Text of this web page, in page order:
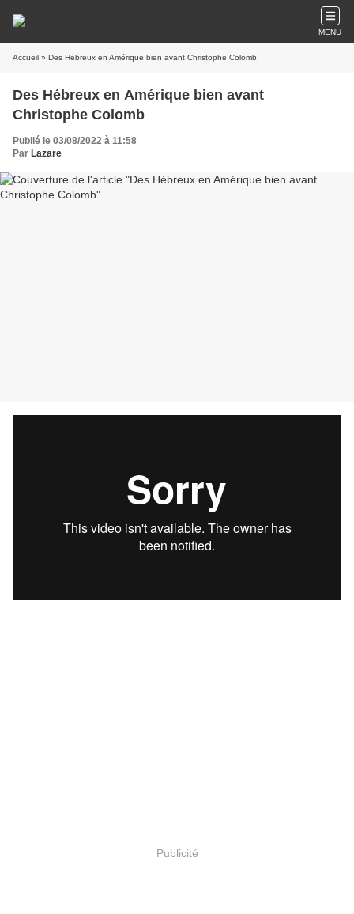
MENU
Accueil » Des Hébreux en Amérique bien avant Christophe Colomb
Des Hébreux en Amérique bien avant
Christophe Colomb
Publié le 03/08/2022 à 11:58
Par Lazare
Publicité